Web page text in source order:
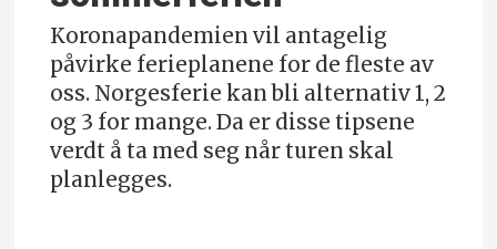
Koronapandemien vil antagelig
påvirke ferieplanene for de fleste av
oss. Norgesferie kan bli alternativ 1, 2
og 3 for mange. Da er disse tipsene
verdt å ta med seg når turen skal
planlegges.